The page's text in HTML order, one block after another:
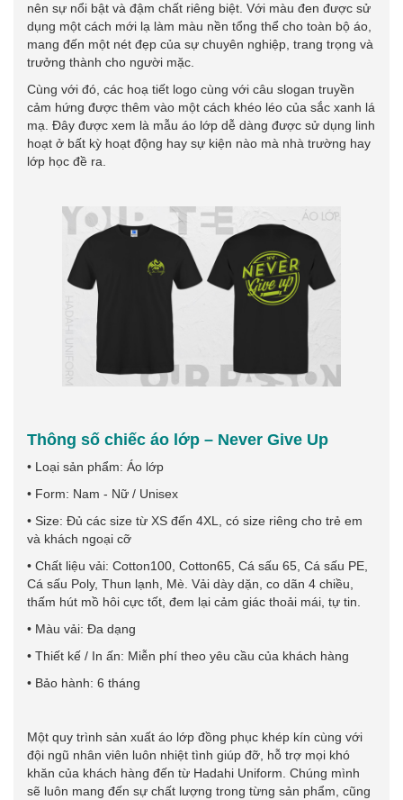
nên sự nổi bật và đậm chất riêng biệt. Với màu đen được sử
dụng một cách mới lạ làm màu nền tổng thể cho toàn bộ áo,
mang đến một nét đẹp của sự chuyên nghiệp, trang trọng và
trưởng thành cho người mặc.
Cùng với đó, các hoạ tiết logo cùng với câu slogan truyền
cảm hứng được thêm vào một cách khéo léo của sắc xanh lá
mạ. Đây được xem là mẫu áo lớp dễ dàng được sử dụng linh
hoạt ở bất kỳ hoạt động hay sự kiện nào mà nhà trường hay
lớp học đề ra.
Thông số chiếc áo lớp – Never Give Up
• Loại sản phẩm: Áo lớp
• Form: Nam - Nữ / Unisex
• Size: Đủ các size từ XS đến 4XL, có size riêng cho trẻ em
và khách ngoại cỡ
• Chất liệu vải: Cotton100, Cotton65, Cá sấu 65, Cá sấu PE,
Cá sấu Poly, Thun lạnh, Mè. Vải dày dặn, co dãn 4 chiều,
thấm hút mồ hôi cực tốt, đem lại cảm giác thoải mái, tự tin.
• Màu vải: Đa dạng
• Thiết kế / In ấn: Miễn phí theo yêu cầu của khách hàng
• Bảo hành: 6 tháng
Một quy trình sản xuất áo lớp đồng phục khép kín cùng với
đội ngũ nhân viên luôn nhiệt tình giúp đỡ, hỗ trợ mọi khó
khăn của khách hàng đến từ Hadahi Uniform. Chúng mình
sẽ luôn mang đến sự chất lượng trong từng sản phẩm, cũng